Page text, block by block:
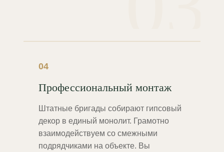
04
Профессиональный монтаж
Штатные бригады собирают гипсовый
декор в единый монолит. Грамотно
взаимодействуем со смежными
подрядчиками на объекте. Вы